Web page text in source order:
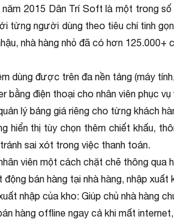
năm 2015 Dân Trí Soft là một trong
từng người dùng theo tiêu chí tinh
nhà hàng nhỏ đã có hơn
dùng được trên đa nền tảng (máy
bằng điện thoại cho nhân viên phục
lý bảng giá riêng cho từng khách
hiển thị tùy chọn thêm chiết khấu,
sai xót trong việc thanh toán.
viên một cách chặt chẽ thông qua
động bán hàng tại nhà hàng, nhập
nhập của kho: Giúp chủ nhà hàng
hàng offline ngay cả khi mất